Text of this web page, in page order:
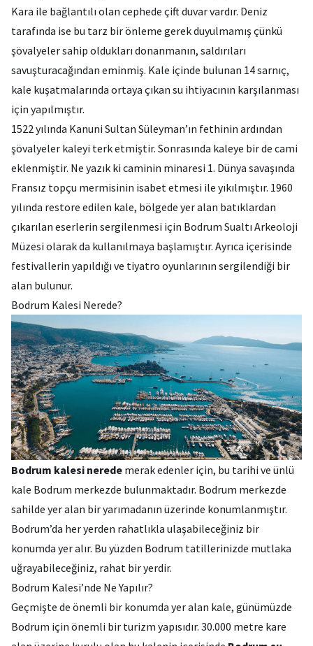
Kara ile bağlantılı olan cephede çift duvar vardır. Deniz
tarafında ise bu tarz bir önleme gerek duyulmamış çünkü
şövalyeler sahip oldukları donanmanın, saldırıları
savuşturacağından eminmiş. Kale içinde bulunan 14 sarnıç,
kale kuşatmalarında ortaya çıkan su ihtiyacının karşılanması
için yapılmıştır.
1522 yılında Kanuni Sultan Süleyman’ın fethinin ardından
şövalyeler kaleyi terk etmiştir. Sonrasında kaleye bir de cami
eklenmiştir. Ne yazık ki caminin minaresi 1. Dünya savaşında
Fransız topçu mermisinin isabet etmesi ile yıkılmıştır. 1960
yılında restore edilen kale, bölgede yer alan batıklardan
çıkarılan eserlerin sergilenmesi için Bodrum Sualtı Arkeoloji
Müzesi olarak da kullanılmaya başlamıştır. Ayrıca içerisinde
festivallerin yapıldığı ve tiyatro oyunlarının sergilendiği bir
alan bulunur.
Bodrum Kalesi Nerede?
Bodrum kalesi nerede merak edenler için, bu tarihi ve ünlü
kale Bodrum merkezde bulunmaktadır. Bodrum merkezde
sahilde yer alan bir yarımadanın üzerinde konumlanmıştır.
Bodrum’da her yerden rahatlıkla ulaşabileceğiniz bir
konumda yer alır. Bu yüzden Bodrum tatillerinizde mutlaka
uğrayabileceğiniz, rahat bir yerdir.
Bodrum Kalesi’nde Ne Yapılır?
Geçmişte de önemli bir konumda yer alan kale, günümüzde
Bodrum için önemli bir turizm yapısıdır. 30.000 metre kare